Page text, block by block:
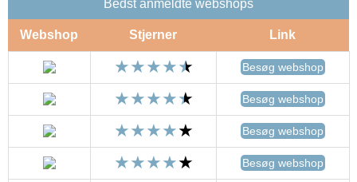
Bedst anmeldte webshops
Webshop Stjerner Link
Besøg webshop
Besøg webshop
Besøg webshop
Besøg webshop